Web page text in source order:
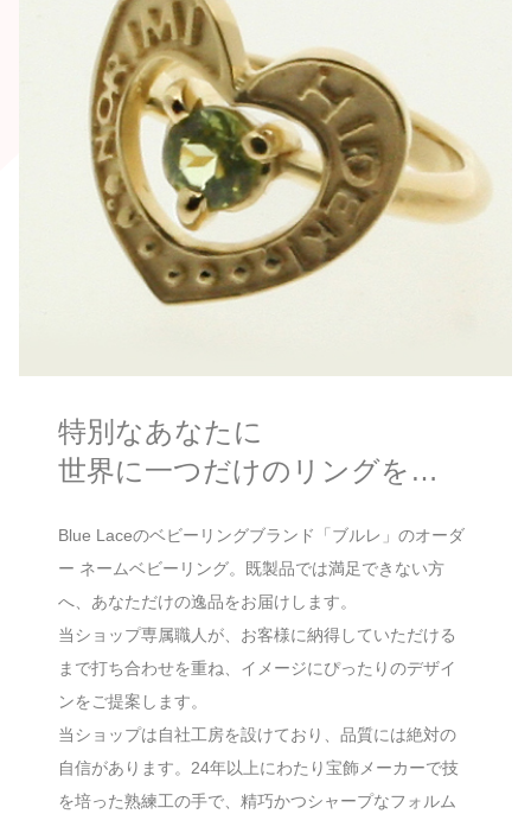
特別なあなたに
世界に一つだけのリングを…
Blue Laceのベビーリングブランド「ブルレ」のオーダ
ー ネームベビーリング。既製品では満足できない方
へ、あなただけの逸品をお届けします。
当ショップ専属職人が、お客様に納得していただける
まで打ち合わせを重ね、イメージにぴったりのデザイ
ンをご提案します。
当ショップは自社工房を設けており、品質には絶対の
自信があります。24年以上にわたり宝飾メーカーで技
を培った熟練工の手で、精巧かつシャープなフォルム